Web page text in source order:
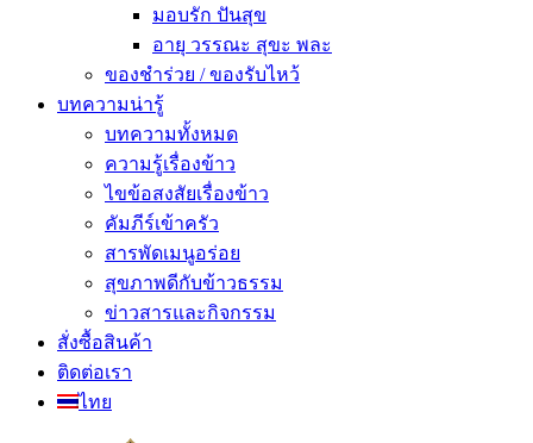
มอบรัก ปันสุข
อายุ วรรณะ สุขะ พละ
ของชำร่วย / ของรับไหว้
บทความน่ารู้
บทความทั้งหมด
ความรู้เรื่องข้าว
ไขข้อสงสัยเรื่องข้าว
คัมภีร์เข้าครัว
สารพัดเมนูอร่อย
สุขภาพดีกับข้าวธรรม
ข่าวสารและกิจกรรม
สั่งซื้อสินค้า
ติดต่อเรา
ไทย